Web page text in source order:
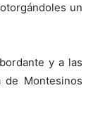
un
y a las
de Montesinos